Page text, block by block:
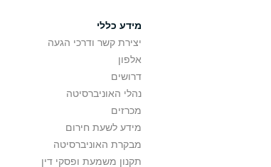
מידע כללי
יצירת קשר ודרכי הגעה
אלפון
דרושים
נהלי האוניברסיטה
מכרזים
מידע לשעת חירום
מבקרת האוניברסיטה
תקנון משמעת ופסקי דין